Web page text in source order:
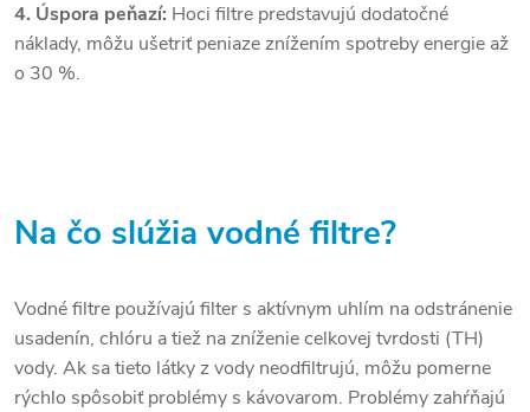
4. Úspora peňazí: Hoci filtre predstavujú dodatočné
náklady, môžu ušetriť peniaze znížením spotreby energie až
o 30 %.
Na čo slúžia vodné filtre?
Vodné filtre používajú filter s aktívnym uhlím na odstránenie
usadenín, chlóru a tiež na zníženie celkovej tvrdosti (TH)
vody. Ak sa tieto látky z vody neodfiltrujú, môžu pomerne
rýchlo spôsobiť problémy s kávovarom. Problémy zahŕňajú